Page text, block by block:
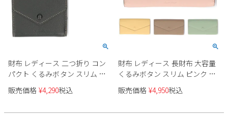
new balance
puma
SKECHERS
GAP
new balance
瞬足
ショルダーバッグ
財布
お問い合わせ
営業日カレンダー
財布 レディース 二つ折り コン
パクト くるみボタン スリム ブ
ラック 黒 グレーベージュ レガ
ートラルゴ Legato Largo LJ-
販売価格 ¥4,290税込
財布 レディース 長財布 大容量
くるみボタン スリム ピンク グ
レーベージュ イエロー ミント
グリーン レガートラルゴ
販売価格 ¥4,950税込